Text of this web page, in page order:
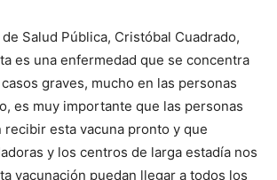
Salud Pública, Cristóbal Cuadrado,
es una enfermedad que se concentra
graves, mucho en las personas
es muy importante que las personas
recibir esta vacuna pronto y que
y los centros de larga estadía nos
vacunación puedan llegar a todos los